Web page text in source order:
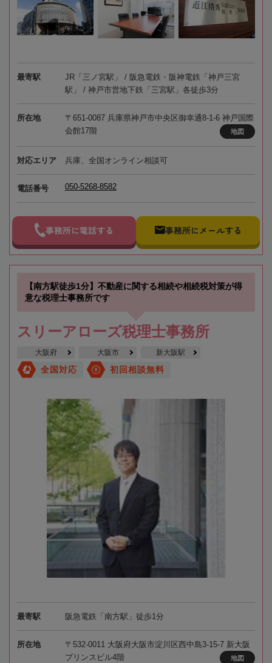
最寄駅
JR「三ノ宮駅」 / 阪急電鉄・阪神電鉄「神戸三宮
駅」 / 神戸市営地下鉄「三宮駅」各徒歩3分
所在地
〒651-0087 兵庫県神戸市中央区御幸通8-1-6 神戸国際
会館17階
地図
対応エリア 兵庫、全国オンライン相談可
電話番号 050-5268-8582
事務所に電話する 事務所にメールする
【南方駅徒歩1分】不動産に関する相続や相続税対策が得
意な税理士事務所です
スリーアローズ税理士事務所
大阪府 大阪市 新大阪駅
全国対応 初回相談無料
最寄駅 阪急電鉄「南方駅」徒歩1分
所在地
〒532-0011 大阪府大阪市淀川区西中島3-15-7 新大阪
プリンスビル4階
地図